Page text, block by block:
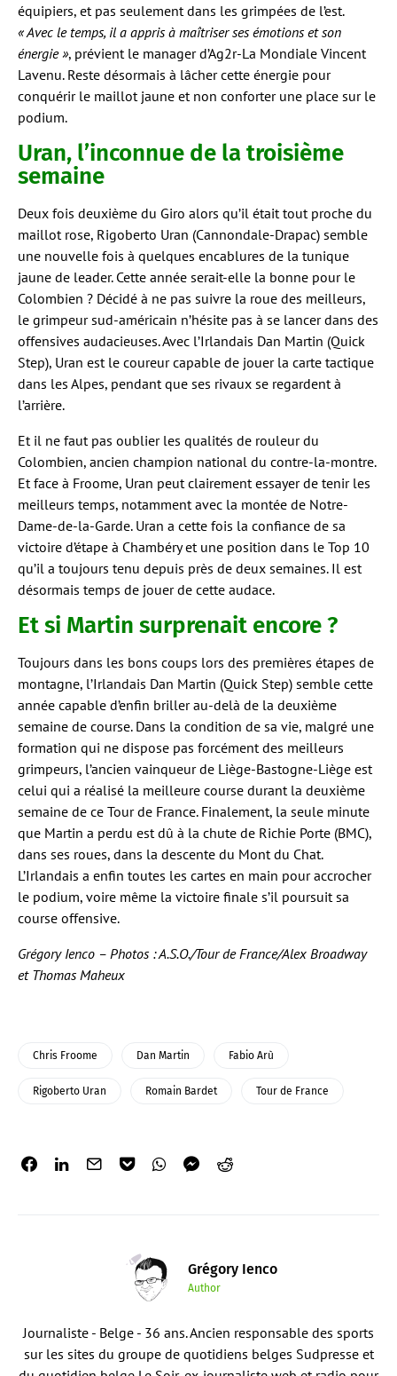
équipiers, et pas seulement dans les grimpées de l’est.
« Avec le temps, il a appris à maîtriser ses émotions et son
énergie », prévient le manager d’Ag2r-La Mondiale Vincent
Lavenu. Reste désormais à lâcher cette énergie pour
conquérir le maillot jaune et non conforter une place sur le
podium.
Uran, l’inconnue de la troisième
semaine
Deux fois deuxième du Giro alors qu’il était tout proche du
maillot rose, Rigoberto Uran (Cannondale-Drapac) semble
une nouvelle fois à quelques encablures de la tunique
jaune de leader. Cette année serait-elle la bonne pour le
Colombien ? Décidé à ne pas suivre la roue des meilleurs,
le grimpeur sud-américain n’hésite pas à se lancer dans des
offensives audacieuses. Avec l’Irlandais Dan Martin (Quick
Step), Uran est le coureur capable de jouer la carte tactique
dans les Alpes, pendant que ses rivaux se regardent à
l’arrière.
Et il ne faut pas oublier les qualités de rouleur du
Colombien, ancien champion national du contre-la-montre.
Et face à Froome, Uran peut clairement essayer de tenir les
meilleurs temps, notamment avec la montée de Notre-
Dame-de-la-Garde. Uran a cette fois la confiance de sa
victoire d’étape à Chambéry et une position dans le Top 10
qu’il a toujours tenu depuis près de deux semaines. Il est
désormais temps de jouer de cette audace.
Et si Martin surprenait encore ?
Toujours dans les bons coups lors des premières étapes de
montagne, l’Irlandais Dan Martin (Quick Step) semble cette
année capable d’enfin briller au-delà de la deuxième
semaine de course. Dans la condition de sa vie, malgré une
formation qui ne dispose pas forcément des meilleurs
grimpeurs, l’ancien vainqueur de Liège-Bastogne-Liège est
celui qui a réalisé la meilleure course durant la deuxième
semaine de ce Tour de France. Finalement, la seule minute
que Martin a perdu est dû à la chute de Richie Porte (BMC),
dans ses roues, dans la descente du Mont du Chat.
L’Irlandais a enfin toutes les cartes en main pour accrocher
le podium, voire même la victoire finale s’il poursuit sa
course offensive.
Grégory Ienco – Photos : A.S.O./Tour de France/Alex Broadway
et Thomas Maheux
Chris Froome Dan Martin Fabio Arù
Rigoberto Uran Romain Bardet Tour de France
Grégory Ienco
Author
Journaliste - Belge - 36 ans. Ancien responsable des sports
sur les sites du groupe de quotidiens belges Sudpresse et